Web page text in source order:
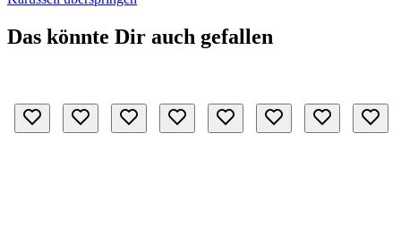
Das könnte Dir auch gefallen